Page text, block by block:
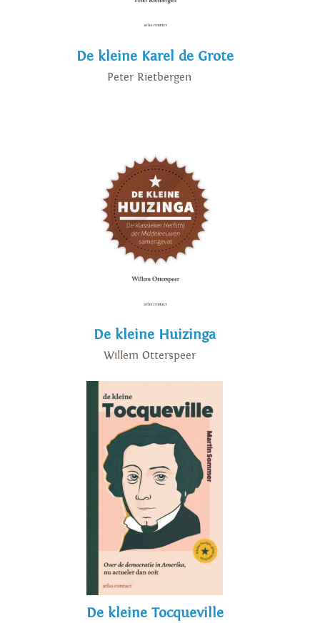
De kleine Karel de Grote
Peter Rietbergen
De kleine Huizinga
Willem Otterspeer
De kleine Tocqueville